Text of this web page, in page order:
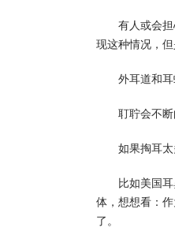
有人或会
现这种情况，但
外耳道和
耵聍会不
如果掏耳太
比如美国
体，想想看：
了。